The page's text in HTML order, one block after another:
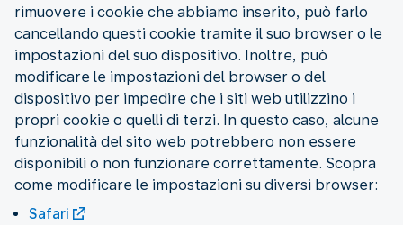
rimuovere i cookie che abbiamo inserito, può farlo
cancellando questi cookie tramite il suo browser o le
impostazioni del suo dispositivo. Inoltre, può
modificare le impostazioni del browser o del
dispositivo per impedire che i siti web utilizzino i
propri cookie o quelli di terzi. In questo caso, alcune
funzionalità del sito web potrebbero non essere
disponibili o non funzionare correttamente. Scopra
come modificare le impostazioni su diversi browser:
Safari